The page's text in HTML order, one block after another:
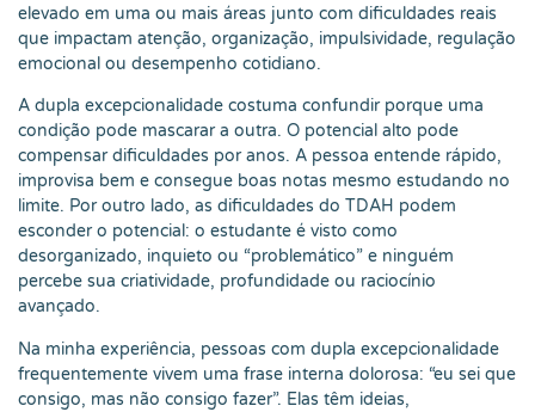
elevado em uma ou mais áreas junto com dificuldades reais
que impactam atenção, organização, impulsividade, regulação
emocional ou desempenho cotidiano.
A dupla excepcionalidade costuma confundir porque uma
condição pode mascarar a outra. O potencial alto pode
compensar dificuldades por anos. A pessoa entende rápido,
improvisa bem e consegue boas notas mesmo estudando no
limite. Por outro lado, as dificuldades do TDAH podem
esconder o potencial: o estudante é visto como
desorganizado, inquieto ou “problemático” e ninguém
percebe sua criatividade, profundidade ou raciocínio
avançado.
Na minha experiência, pessoas com dupla excepcionalidade
frequentemente vivem uma frase interna dolorosa: “eu sei que
consigo, mas não consigo fazer”. Elas têm ideias,